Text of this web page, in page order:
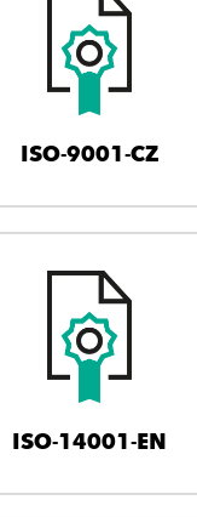
ISO-9001-CZ
ISO-14001-EN